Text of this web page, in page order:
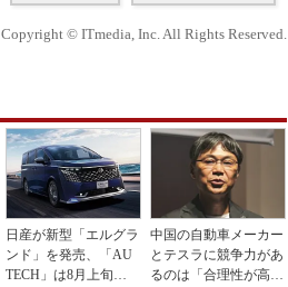
Copyright © ITmedia, Inc. All Rights Reserved.
日産が新型「エルグラ
ンド」を発売、「AU
TECH」は8月上旬に
中国の自動車メーカー
とテスラに競争力があ
るのは「合理性が高